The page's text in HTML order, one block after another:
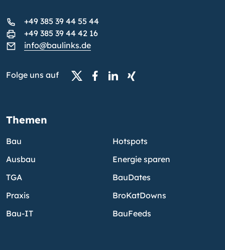
+49 385 39 44 55 44
+49 385 39 44 42 16
info@baulinks.de
Folge uns auf
Themen
Bau
Ausbau
TGA
Praxis
Bau-IT
Hotspots
Energie sparen
BauDates
BroKatDowns
BauFeeds